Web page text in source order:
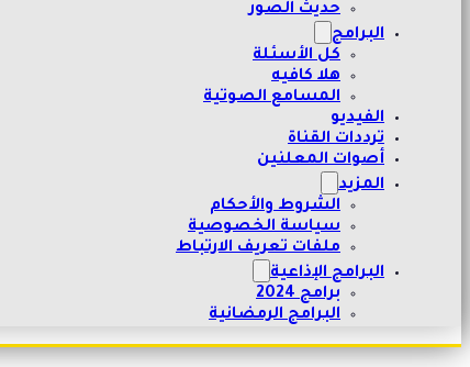
حديث الصور
البرامج
كل الأسئلة
هلا كافيه
المسامع الصوتية
الفيديو
ترددات القناة
أصوات المعلنين
المزيد
الشروط والأحكام
سياسة الخصوصية
ملفات تعريف الارتباط
البرامج الإذاعية
برامج 2024
البرامج الرمضانية